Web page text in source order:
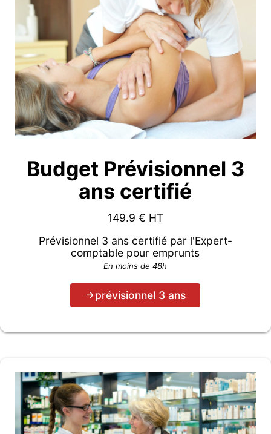
Budget Prévisionnel 3
ans certifié
149.9 € HT
Prévisionnel 3 ans certifié par l'Expert-
comptable pour emprunts
En moins de 48h
prévisionnel 3 ans